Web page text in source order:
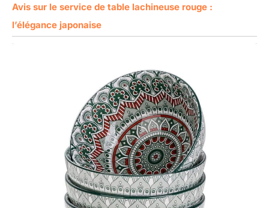
Avis sur le service de table lachineuse rouge :
l’élégance japonaise